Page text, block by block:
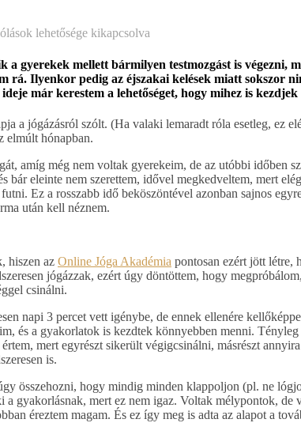
lehetősége kikapcsolva
a gyerekek mellett bármilyen testmozgást is végezni,
Ilyenkor pedig az éjszakai kelések miatt sokszor
már kerestem a lehetőséget, hogy mihez is kezdjek
a jógázásról szólt. (Ha valaki lemaradt róla esetleg, ez
elmúlt hónapban.
amíg még nem voltak gyerekeim, de az utóbbi időben
eleinte nem szerettem, idővel megkedveltem, mert
Ez a rosszabb idő beköszöntével azonban sajnos
után kell néznem.
hiszen az Online Jóga Akadémia pontosan ezért jött létre,
jógázzak, ezért úgy döntöttem, hogy
csinálni.
napi 3 percet vett igénybe, de ennek ellenére
és a gyakorlatok is kezdtek könnyebben menni.
mert egyrészt sikerült végigcsinálni, másrészt
is.
összehozni, hogy mindig minden klappoljon (pl. ne
gyakorlásnak, mert ez nem igaz. Voltak mélypontok, de
éreztem magam. És ez így meg is adta az alapot a